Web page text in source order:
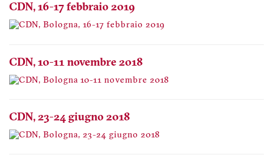
CDN, 16-17 febbraio 2019
CDN, 10-11 novembre 2018
CDN, 23-24 giugno 2018